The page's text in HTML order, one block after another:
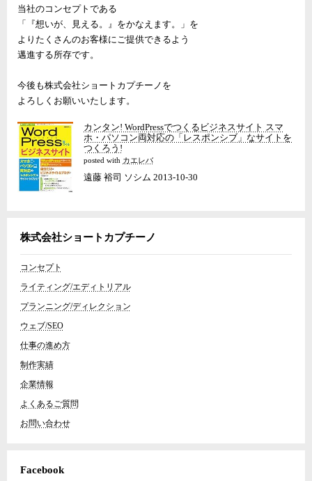
当社のコンセプトである
「『想いが、見える。』をかなえます。」を
よりたくさんのお客様にご提供できるよう
邁進する所存です。
今後も株式会社ショートカプチーノを
よろしくお願いいたします。
カンタン! WordPressでつくるビジネスサイト スマ
ホ・パソコン両対応の「レスポンシブ」なサイトを
つくろう!
posted with カエレバ
遠藤 裕司 ソシム 2013-10-30
株式会社ショートカプチーノ
コンセプト
ライティング/エディトリアル
プランニング/ディレクション
ウェブ/SEO
仕事の進め方
制作実績
企業情報
よくあるご質問
お問い合わせ
Facebook